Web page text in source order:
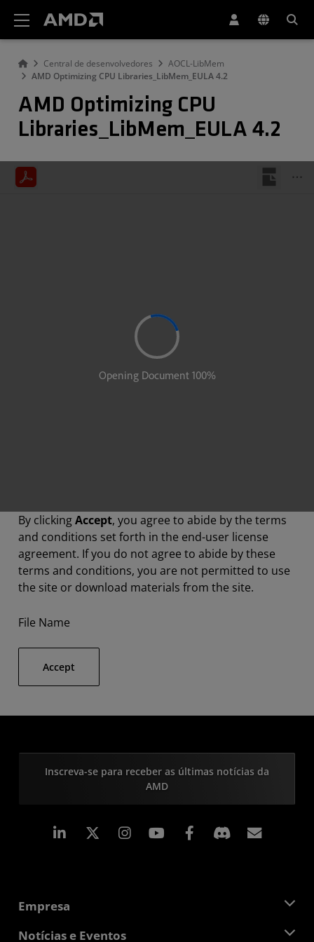
Central de desenvolvedores
AOCL-LibMem
AMD Optimizing CPU Libraries_LibMem_EULA 4.2
AMD Optimizing CPU
Libraries_LibMem_EULA 4.2
By clickingAccept, you agree to abide by the terms
and conditions set forth in the end-user license
agreement. If you do not agree to abide by these
terms and conditions, you are not permitted to use
the site or download materials from the site.
File Name
Accept
Inscreva-se para receber as últimas notícias da
AMD
Linkedin Instagram Facebook
Empresa
Sobre a AMD
Notícias e Eventos